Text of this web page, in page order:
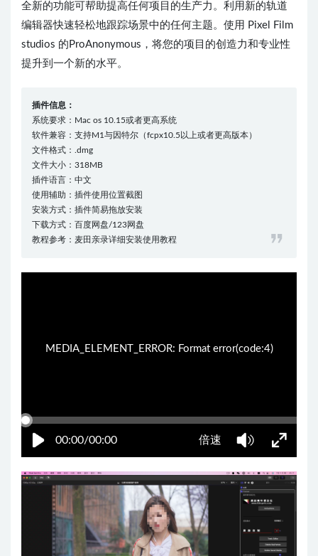
全新的功能可帮助提高任何项目的生产力。利用新的轨道
编辑器快速轻松地跟踪场景中的任何主题。使用 Pixel Film
studios 的ProAnonymous，将您的项目的创造力和专业性
提升到一个新的水平。
插件信息：
系统要求：Mac os 10.15或者更高系统
软件兼容：支持M1与因特尔（fcpx10.5以上或者更高版本）
文件格式：.dmg
文件大小：318MB
插件语言：中文
使用辅助：插件使用位置截图
安装方式：插件简易拖放安装
下载方式：百度网盘/123网盘
教程参考：麦田亲录详细安装使用教程
00:00/00:00 倍速
MEDIA_ELEMENT_ERROR: Format error(code:4)